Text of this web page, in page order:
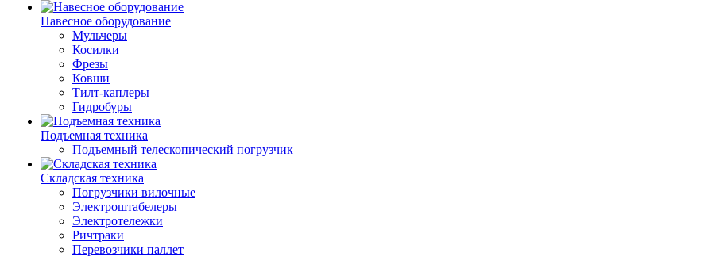
Навесное оборудование
Мульчеры
Косилки
Фрезы
Ковши
Тилт-каплеры
Гидробуры
Подъемная техника
Подъемный телескопический погрузчик
Складская техника
Погрузчики вилочные
Электроштабелеры
Электротележки
Ричтраки
Перевозчики паллет